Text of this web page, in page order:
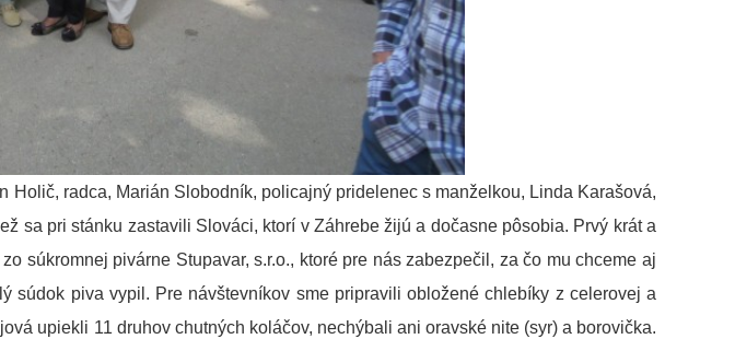
radca, Marián Slobodník, policajný pridelenec s manželkou, Linda Karašová,
sa pri stánku zastavili Slováci, ktorí v Záhrebe žijú a dočasne pôsobia. Prvý krát a
súkromnej pivárne Stupavar, s.r.o., ktoré pre nás zabezpečil, za čo mu chceme aj
piva vypil. Pre návštevníkov sme pripravili obložené chlebíky z celerovej a
upiekli 11 druhov chutných koláčov, nechýbali ani oravské nite (syr) a borovička.